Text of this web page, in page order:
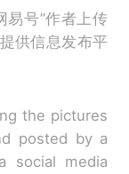
易号”作者上传
供信息发布平
the pictures
posted by a
social media